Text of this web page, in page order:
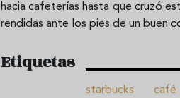
hacia cafeterías hasta que cruzó
rendidas ante los pies de un buen
Etiquetas
starbucks café